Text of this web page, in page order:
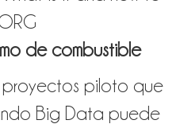
de combustible
proyectos piloto que
Big Data puede